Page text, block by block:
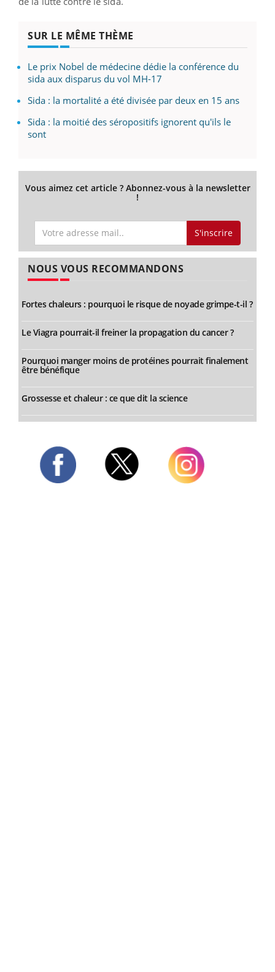
SUR LE MÊME THÈME
Le prix Nobel de médecine dédie la conférence du
sida aux disparus du vol MH-17
Sida : la mortalité a été divisée par deux en 15 ans
Sida : la moitié des séropositifs ignorent qu'ils le
sont
Vous aimez cet article ? Abonnez-vous à la newsletter
!
S'inscrire
NOUS VOUS RECOMMANDONS
Fortes chaleurs : pourquoi le risque de noyade grimpe-t-il ?
Le Viagra pourrait-il freiner la propagation du cancer ?
Pourquoi manger moins de protéines pourrait finalement
être bénéfique
Grossesse et chaleur : ce que dit la science